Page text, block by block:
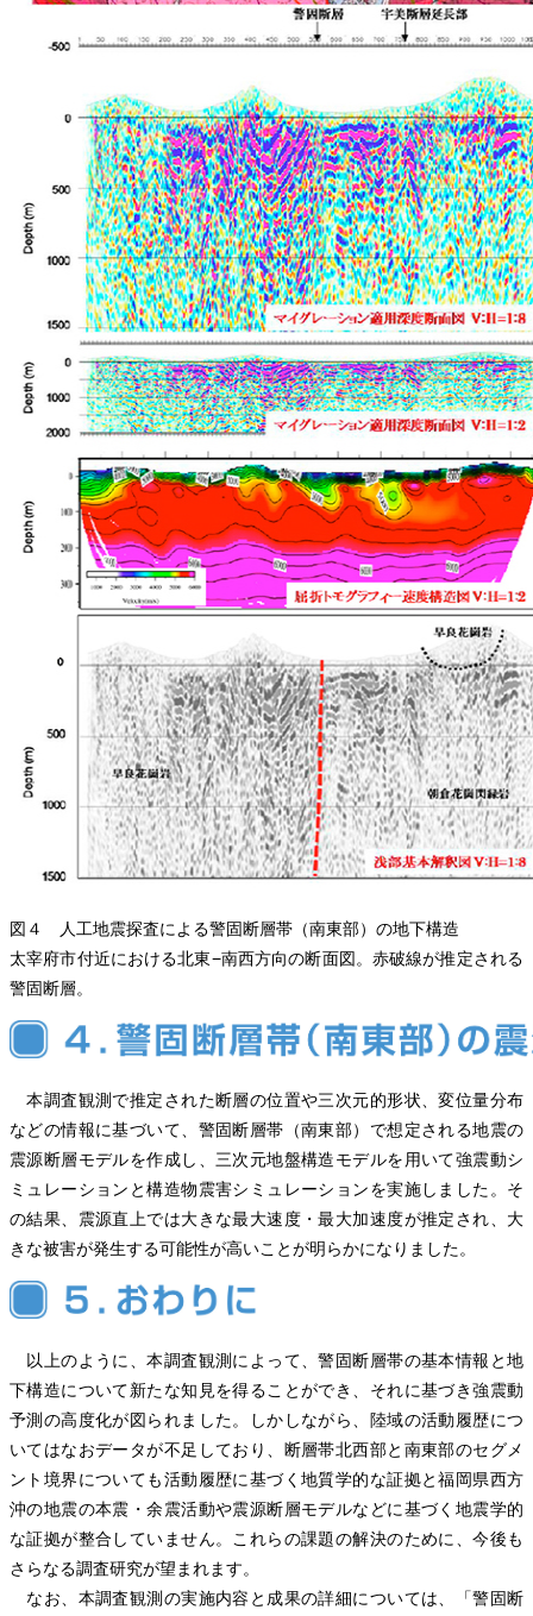
図４ 人工地震探査による警固断層帯（南東部）の地下構造
太宰府市付近における北東−南西方向の断面図。赤破線が推定される
警固断層。
本調査観測で推定された断層の位置や三次元的形状、変位量分布
などの情報に基づいて、警固断層帯（南東部）で想定される地震の
震源断層モデルを作成し、三次元地盤構造モデルを用いて強震動シ
ミュレーションと構造物震害シミュレーションを実施しました。そ
の結果、震源直上では大きな最大速度・最大加速度が推定され、大
きな被害が発生する可能性が高いことが明らかになりました。
以上のように、本調査観測によって、警固断層帯の基本情報と地
下構造について新たな知見を得ることができ、それに基づき強震動
予測の高度化が図られました。しかしながら、陸域の活動履歴につ
いてはなおデータが不足しており、断層帯北西部と南東部のセグメ
ント境界についても活動履歴に基づく地質学的な証拠と福岡県西方
沖の地震の本震・余震活動や震源断層モデルなどに基づく地震学的
な証拠が整合していません。これらの課題の解決のために、今後も
さらなる調査研究が望まれます。
なお、本調査観測の実施内容と成果の詳細については、「警固断